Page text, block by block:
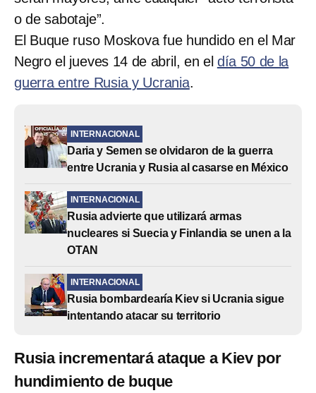
o de sabotaje”.
El Buque ruso Moskova fue hundido en el Mar
Negro el jueves 14 de abril, en el día 50 de la
guerra entre Rusia y Ucrania.
INTERNACIONAL
Daria y Semen se olvidaron de la guerra
entre Ucrania y Rusia al casarse en México
INTERNACIONAL
Rusia advierte que utilizará armas
nucleares si Suecia y Finlandia se unen a la
OTAN
INTERNACIONAL
Rusia bombardearía Kiev si Ucrania sigue
intentando atacar su territorio
Rusia incrementará ataque a Kiev por
hundimiento de buque